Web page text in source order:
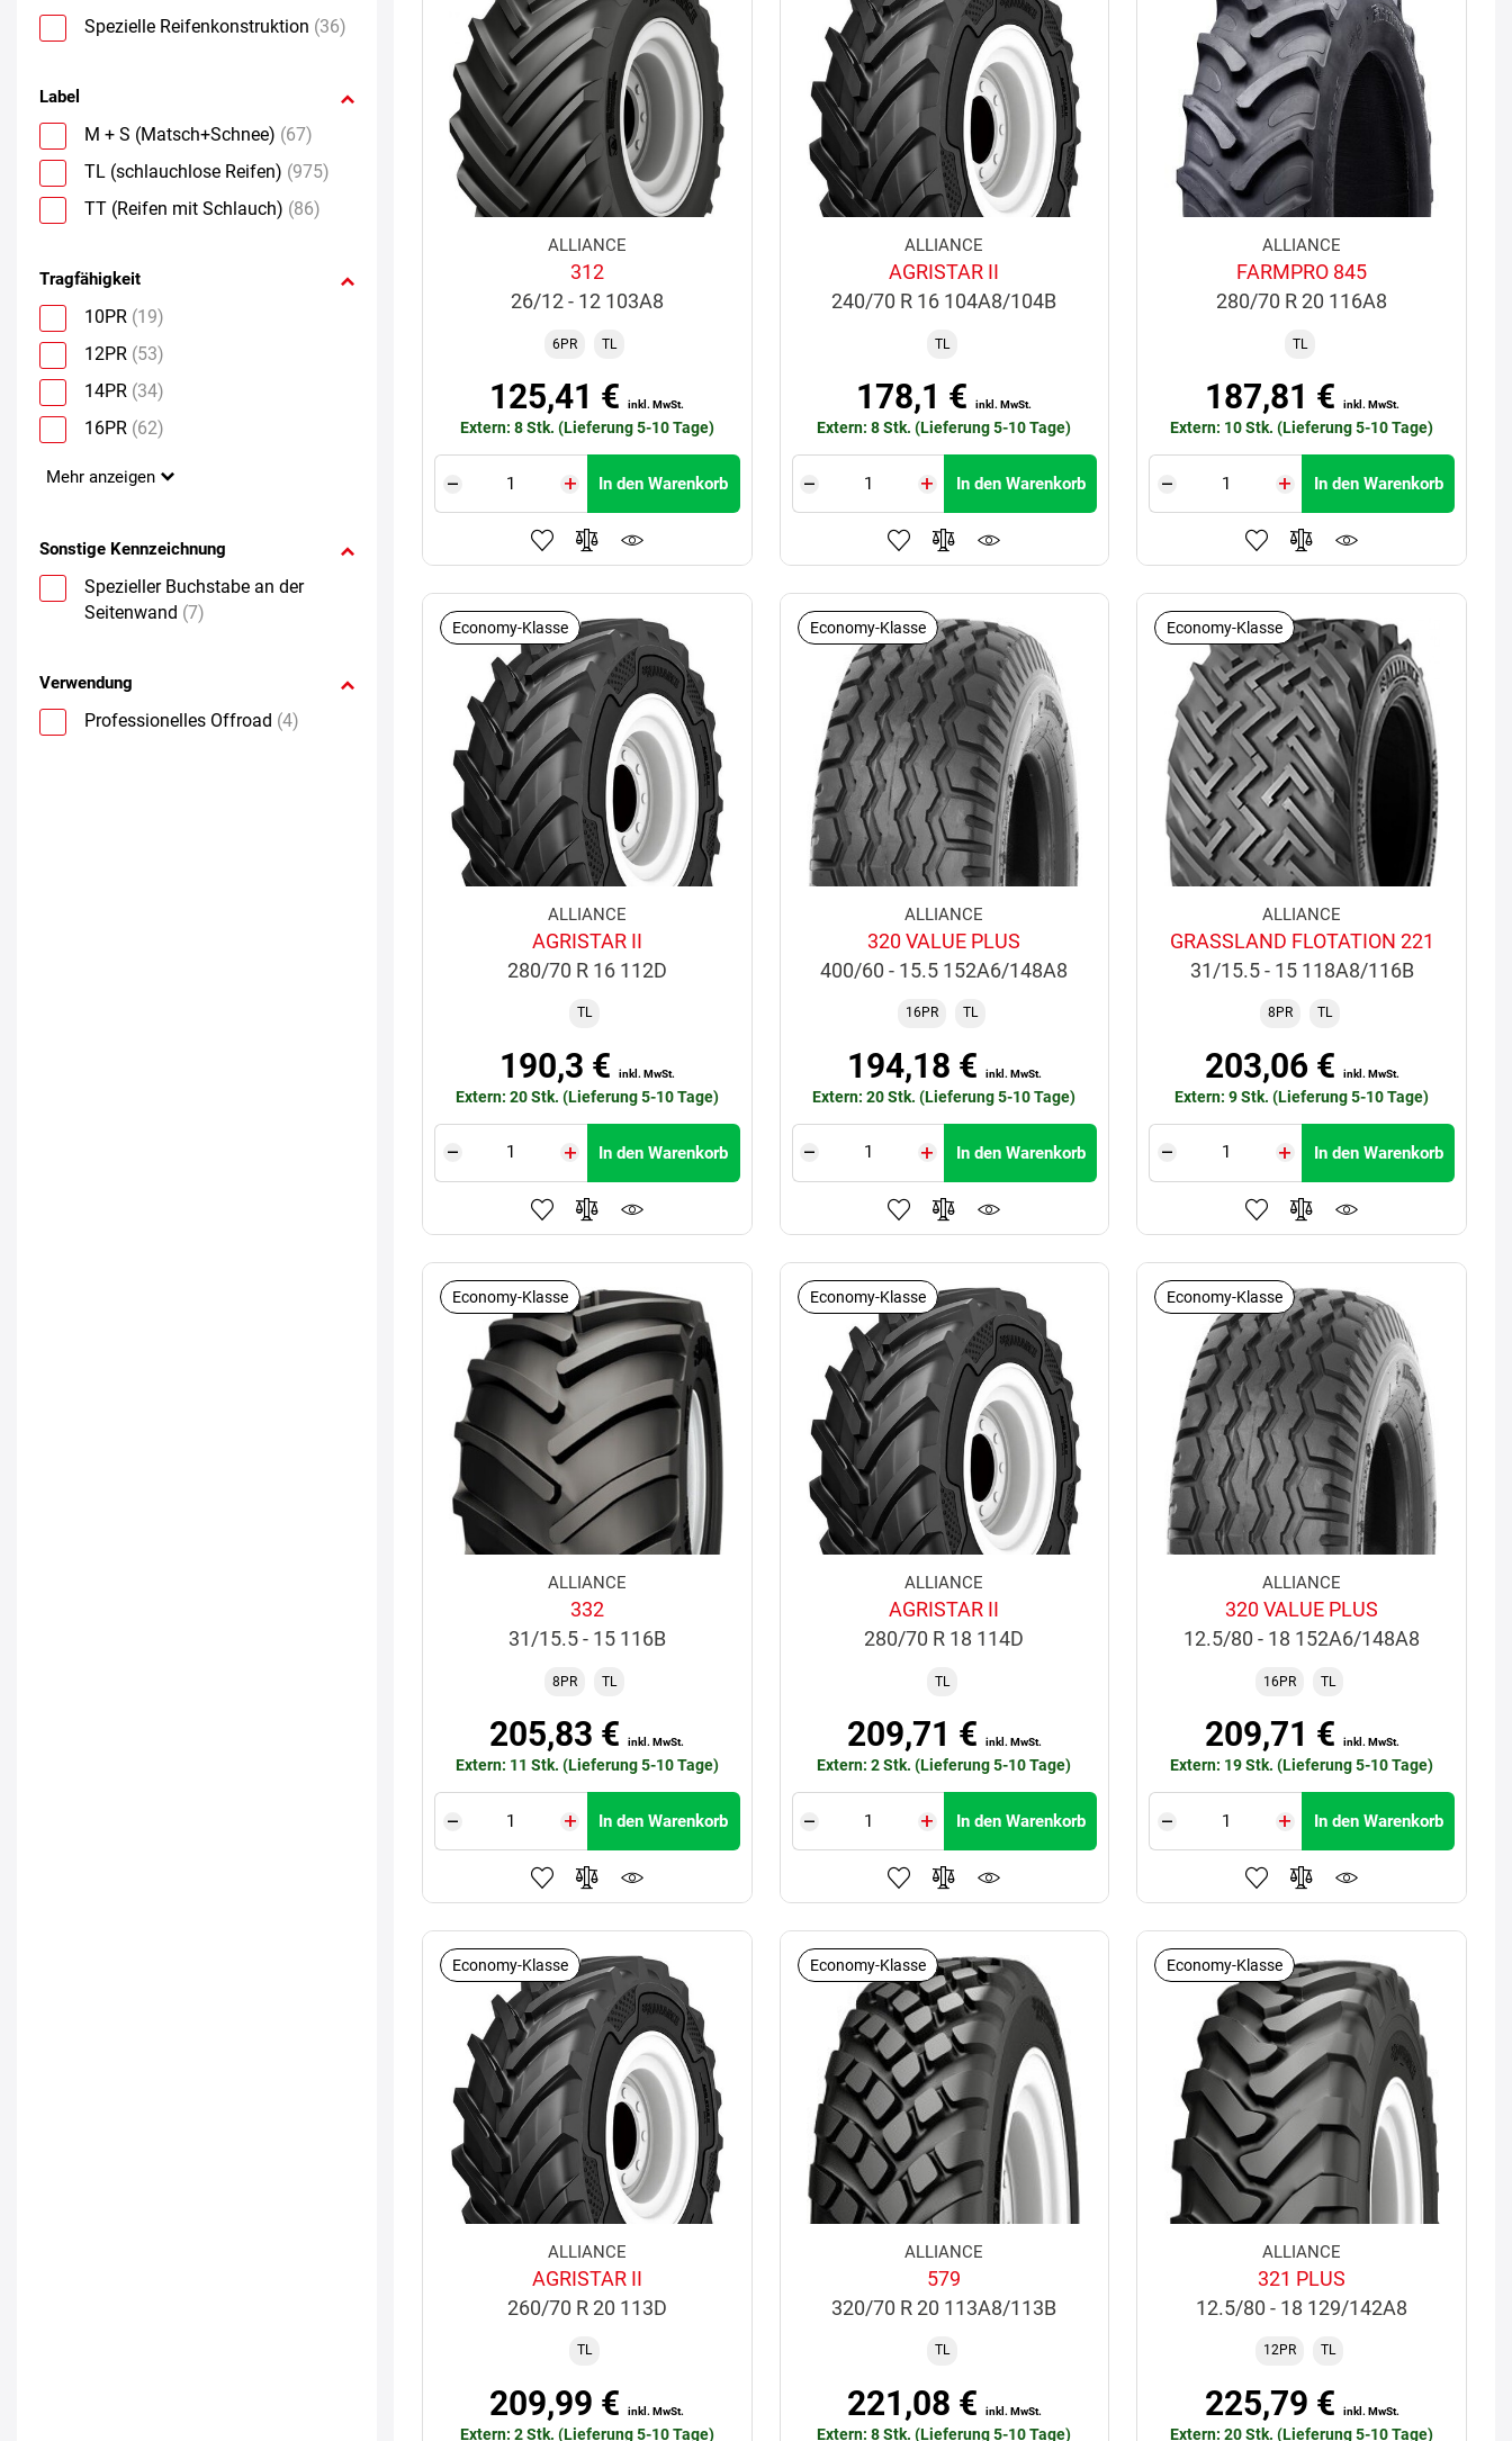
Spezielle Reifenkonstruktion (36)
Label
M + S (Matsch+Schnee) (67)
TL (schlauchlose Reifen) (975)
TT (Reifen mit Schlauch) (86)
Tragfähigkeit
10PR (19)
12PR (53)
14PR (34)
16PR (62)
Mehr anzeigen
Sonstige Kennzeichnung
Spezieller Buchstabe an der
Seitenwand (7)
Verwendung
Professionelles Offroad (4)
ALLIANCE
312
26/12 - 12 103A8
6PR TL
125,41 €inkl. MwSt.
Extern: 8 Stk. (Lieferung 5-10 Tage)
In den Warenkorb
ALLIANCE
AGRISTAR II
240/70 R 16 104A8/104B
TL
178,1 €inkl. MwSt.
Extern: 8 Stk. (Lieferung 5-10 Tage)
In den Warenkorb
ALLIANCE
FARMPRO 845
280/70 R 20 116A8
TL
187,81 € inkl. MwSt.
Extern: 10 Stk. (Lieferung 5-10 Tage)
In den Warenkorb
Economy-Klasse
ALLIANCE
AGRISTAR II
280/70 R 16 112D
TL
190,3 € inkl. MwSt.
Extern: 20 Stk. (Lieferung 5-10 Tage)
In den Warenkorb
Economy-Klasse
ALLIANCE
320 VALUE PLUS
400/60 - 15.5 152A6/148A8
16PR TL
194,18 € inkl. MwSt.
Extern: 20 Stk. (Lieferung 5-10 Tage)
In den Warenkorb
Economy-Klasse
ALLIANCE
GRASSLAND FLOTATION 221
31/15.5 - 15 118A8/116B
8PR TL
203,06 € inkl. MwSt.
Extern: 9 Stk. (Lieferung 5-10 Tage)
In den Warenkorb
Economy-Klasse
ALLIANCE
332
31/15.5 - 15 116B
8PR TL
205,83 €inkl. MwSt.
Extern: 11 Stk. (Lieferung 5-10 Tage)
In den Warenkorb
Economy-Klasse
ALLIANCE
AGRISTAR II
280/70 R 18 114D
TL
209,71 € inkl. MwSt.
Extern: 2 Stk. (Lieferung 5-10 Tage)
In den Warenkorb
Economy-Klasse
ALLIANCE
320 VALUE PLUS
12.5/80 - 18 152A6/148A8
16PR TL
209,71 € inkl. MwSt.
Extern: 19 Stk. (Lieferung 5-10 Tage)
In den Warenkorb
Economy-Klasse
ALLIANCE
AGRISTAR II
260/70 R 20 113D
TL
209,99 €inkl. MwSt.
Extern: 2 Stk. (Lieferung 5-10 Tage)
Economy-Klasse
ALLIANCE
579
320/70 R 20 113A8/113B
TL
221,08 € inkl. MwSt.
Extern: 8 Stk. (Lieferung 5-10 Tage)
Economy-Klasse
ALLIANCE
321 PLUS
12.5/80 - 18 129/142A8
12PR TL
225,79 € inkl. MwSt.
Extern: 20 Stk. (Lieferung 5-10 Tage)